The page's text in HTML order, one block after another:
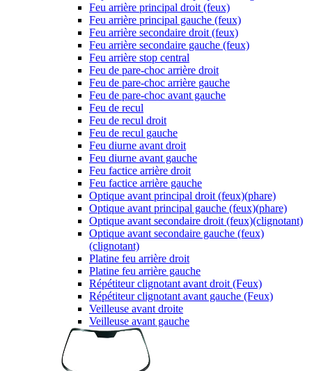
Feu arrière principal droit (feux)
Feu arrière principal gauche (feux)
Feu arrière secondaire droit (feux)
Feu arrière secondaire gauche (feux)
Feu arrière stop central
Feu de pare-choc arrière droit
Feu de pare-choc arrière gauche
Feu de pare-choc avant gauche
Feu de recul
Feu de recul droit
Feu de recul gauche
Feu diurne avant droit
Feu diurne avant gauche
Feu factice arrière droit
Feu factice arrière gauche
Optique avant principal droit (feux)(phare)
Optique avant principal gauche (feux)(phare)
Optique avant secondaire droit (feux)(clignotant)
Optique avant secondaire gauche (feux)
(clignotant)
Platine feu arrière droit
Platine feu arrière gauche
Répétiteur clignotant avant droit (Feux)
Répétiteur clignotant avant gauche (Feux)
Veilleuse avant droite
Veilleuse avant gauche